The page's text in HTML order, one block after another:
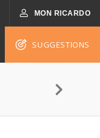
MON RICARDO
SUGGESTIONS